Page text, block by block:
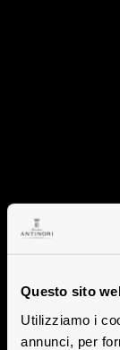
Questo sito
Utilizziamo i
annunci, per